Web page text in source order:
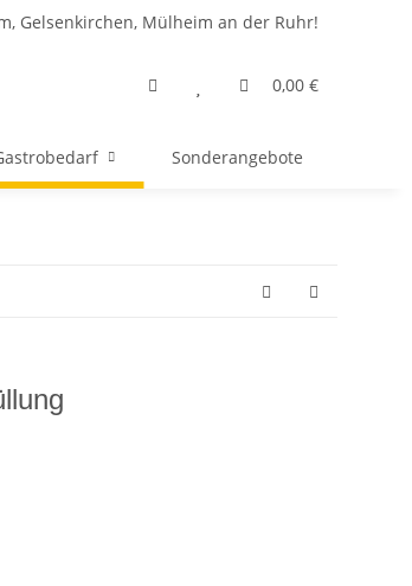
Gelsenkirchen, Mülheim an der Ruhr!
0,00 €
Sonderangebote